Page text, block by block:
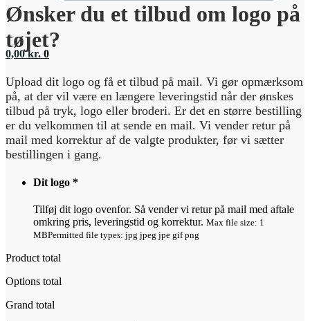
0,00kr. 0
Ønsker du et tilbud om logo på
tøjet?
Upload dit logo og få et tilbud på mail. Vi gør opmærksom
på, at der vil være en længere leveringstid når der ønskes
tilbud på tryk, logo eller broderi. Er det en større bestilling
er du velkommen til at sende en mail. Vi vender retur på
mail med korrektur af de valgte produkter, før vi sætter
bestillingen i gang.
Dit logo *
Tilføj dit logo ovenfor. Så vender vi retur på mail med aftale
omkring pris, leveringstid og korrektur. Max file size: 1
MBPermitted file types: jpg jpeg jpe gif png
Product total
Options total
Grand total